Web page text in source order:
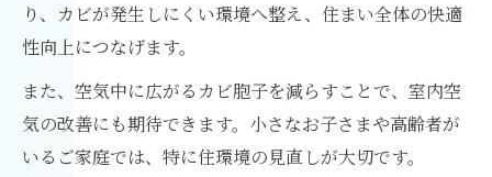
り、カビが発生しにくい環境へ整え、住まい全体の快適
性向上につなげます。
また、空気中に広がるカビ胞子を減らすことで、室内空
気の改善にも期待できます。小さなお子さまや高齢者が
いるご家庭では、特に住環境の見直しが大切です。